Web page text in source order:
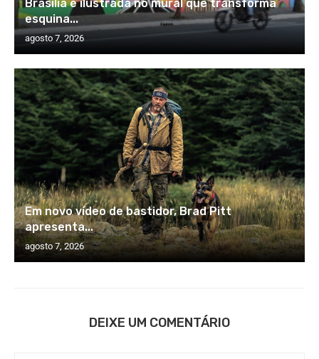
Brasília é ilustrada no mural que transforma
esquina...
agosto 7, 2026
Em novo vídeo de bastidor, Brad Pitt
apresenta...
agosto 7, 2026
DEIXE UM COMENTÁRIO